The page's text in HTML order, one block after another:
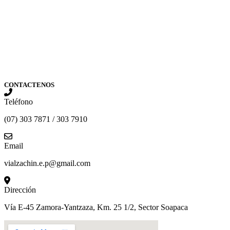
CONTACTENOS
Teléfono
(07) 303 7871 / 303 7910
Email
vialzachin.e.p@gmail.com
Dirección
Vía E-45 Zamora-Yantzaza, Km. 25 1/2, Sector Soapaca